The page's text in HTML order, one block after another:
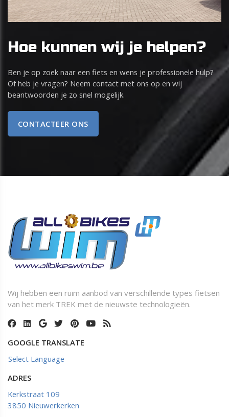
Hoe kunnen wij je helpen?
Ben je op zoek naar een fiets en wens je professionele hulp?
Of heb je vragen? Neem contact met ons op en wij
beantwoorden je zo snel mogelijk.
CONTACTEER ONS
Wij hebben een ruim aanbod van verschillende types fietsen
van het merk TREK met de nieuwste technologieën.
GOOGLE TRANSLATE
Select Language
ADRES
Kerkstraat 109
3850 Nieuwerkerken